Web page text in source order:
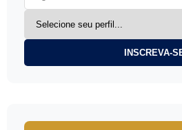
INSCREVA-